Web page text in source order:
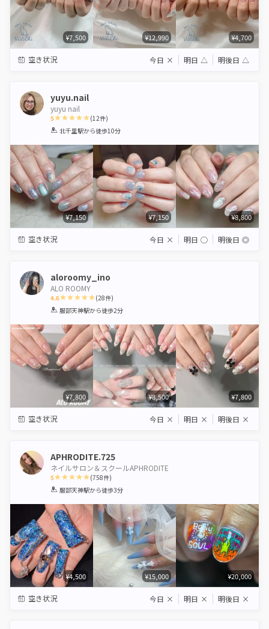
¥7,500 ¥12,990 ¥4,700
空き状況 今日 × 明日 △ 明後日 △
yuyu.nail
yuyu nail
5
1 2 3 4 5
(12件)
北千里駅から徒歩10分
¥7,150 ¥7,150 ¥8,800
空き状況 今日 × 明日 ◯ 明後日 ◎
aloroomy_ino
ALO ROOMY
4.6
1 2 3 4 5
(28件)
服部天神駅から徒歩2分
¥7,800 ¥8,500 ¥7,800
空き状況 今日 × 明日 × 明後日 ×
APHRODITE.725
ネイルサロン＆スクールAPHRODITE
5
1 2 3 4 5
(758件)
服部天神駅から徒歩3分
¥4,500 ¥15,000 ¥20,000
空き状況 今日 × 明日 × 明後日 ×